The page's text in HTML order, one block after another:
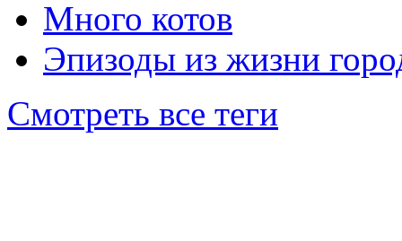
Много котов
Эпизоды из жизни
Смотреть все теги